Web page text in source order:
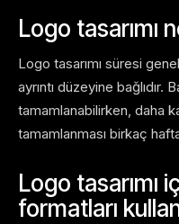
Logo tasarımı
Logo tasarımı süresi
ayrıntı düzeyine bağlıdır.
tamamlanabilirken, daha
tamamlanması birkaç
Logo tasarımı
formatları